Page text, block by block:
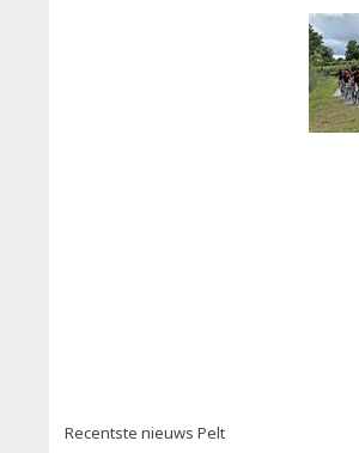
Recentste nieuws Pelt